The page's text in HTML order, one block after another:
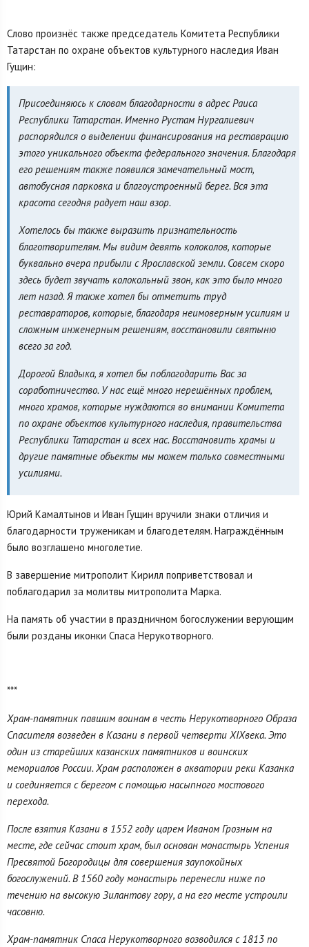
Слово произнёс также председатель Комитета Республики
Татарстан по охране объектов культурного наследия Иван
Гущин:
Присоединяюсь к словам благодарности в адрес Раиса
Республики Татарстан. Именно Рустам Нургалиевич
распорядился о выделении финансирования на реставрацию
этого уникального объекта федерального значения. Благодаря
его решениям также появился замечательный мост,
автобусная парковка и благоустроенный берег. Вся эта
красота сегодня радует наш взор.
Хотелось бы также выразить признательность
благотворителям. Мы видим девять колоколов, которые
буквально вчера прибыли с Ярославской земли. Совсем скоро
здесь будет звучать колокольный звон, как это было много
лет назад. Я также хотел бы отметить труд
реставраторов, которые, благодаря неимоверным усилиям и
сложным инженерным решениям, восстановили святыню
всего за год.
Дорогой Владыка, я хотел бы поблагодарить Вас за
соработничество. У нас ещё много нерешённых проблем,
много храмов, которые нуждаются во внимании Комитета
по охране объектов культурного наследия, правительства
Республики Татарстан и всех нас. Восстановить храмы и
другие памятные объекты мы можем только совместными
усилиями.
Юрий Камалтынов и Иван Гущин вручили знаки отличия и
благодарности труженикам и благодетелям. Награждённым
было возглашено многолетие.
В завершение митрополит Кирилл поприветствовал и
поблагодарил за молитвы митрополита Марка.
На память об участии в праздничном богослужении верующим
были розданы иконки Спаса Нерукотворного.
***
Храм-памятник павшим воинам в честь Нерукотворного Образа
Спасителя возведен в Казани в первой четверти XIXвека. Это
один из старейших казанских памятников и воинских
мемориалов России. Храм расположен в акватории реки Казанка
и соединяется с берегом с помощью насыпного мостового
перехода.
После взятия Казани в 1552 году царем Иваном Грозным на
месте, где сейчас стоит храм, был основан монастырь Успения
Пресвятой Богородицы для совершения заупокойных
богослужений. В 1560 году монастырь перенесли ниже по
течению на высокую Зилантову гору, а на его месте устроили
часовню.
Храм-памятник Спаса Нерукотворного возводился с 1813 по